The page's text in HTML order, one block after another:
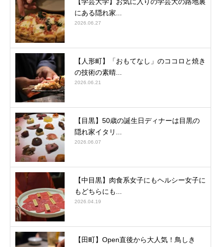
にある隠れ家...
2026.06.27
【人形町】「おもてなし」のココロと焼き
の技術の素晴...
2026.06.21
【目黒】50歳の誕生日ディナーは目黒の
隠れ家イタリ...
2026.06.07
【中目黒】肉食系女子にもヘルシー女子に
もどちらにも...
2026.04.19
【田町】Open直後から大人気！鳥しき